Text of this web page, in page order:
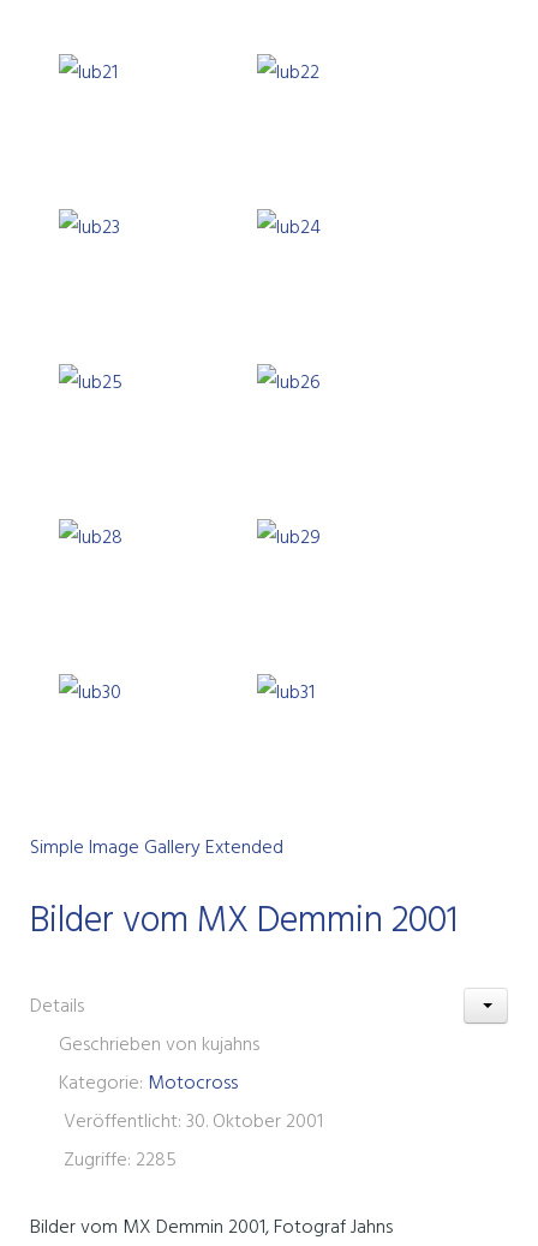
Simple Image Gallery Extended
Bilder vom MX Demmin 2001
Details
Geschrieben von kujahns
Kategorie: Motocross
Veröffentlicht: 30. Oktober 2001
Zugriffe: 2285
Bilder vom MX Demmin 2001, Fotograf Jahns